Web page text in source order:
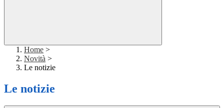
Home >
Novità >
Le notizie
Le notizie